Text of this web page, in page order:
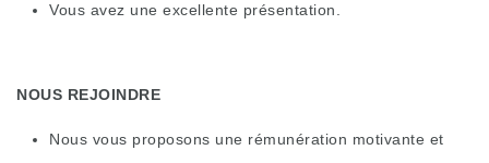
Vous avez une excellente présentation.
NOUS REJOINDRE
Nous vous proposons une rémunération motivante et